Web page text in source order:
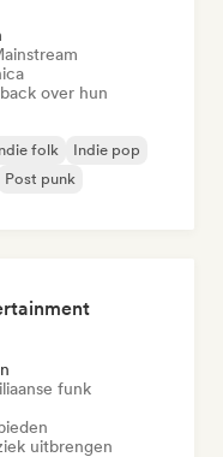
over hun
folk
Indie pop
Post punk
funk
uitbrengen